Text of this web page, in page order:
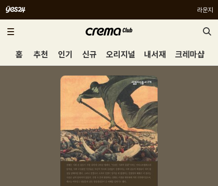
라운지
홈 추천 인기 신규 오리지널 내서재 크레마샵